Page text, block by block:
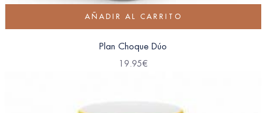
AÑADIR AL CARRITO
Plan Choque Dúo
19.95€